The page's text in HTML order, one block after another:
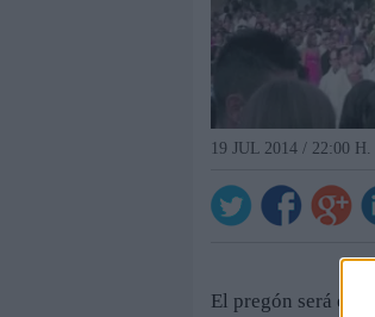
19 JUL 2014 / 22:00 H.
El pregón será el